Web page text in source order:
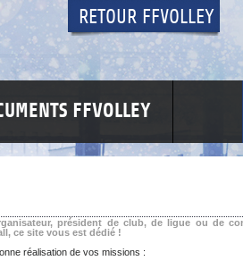
RETOUR FFVOLLEY
FFVOLLEY
président de club, de ligue ou de
ce site vous est dédié !
réalisation de vos missions :